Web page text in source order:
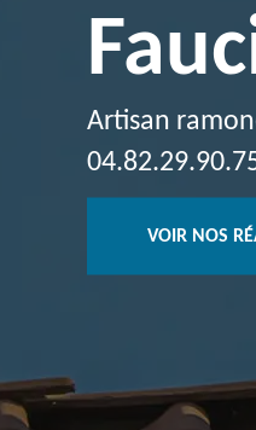
Artisan
VOIR NOS